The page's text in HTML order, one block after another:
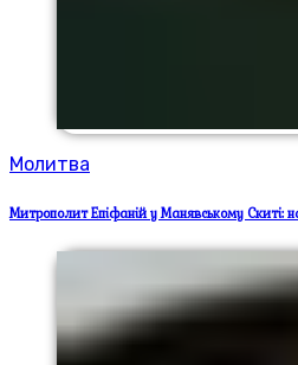
Молитва
Митрополит Епіфаній у Манявському Скиті: